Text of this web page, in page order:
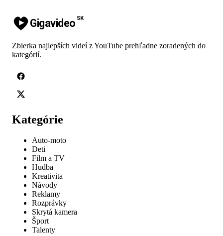
Gigavideo SK
Zbierka najlepších videí z YouTube prehľadne zoradených do
kategórií.
Kategórie
Auto-moto
Deti
Film a TV
Hudba
Kreativita
Návody
Reklamy
Rozprávky
Skrytá kamera
Šport
Talenty